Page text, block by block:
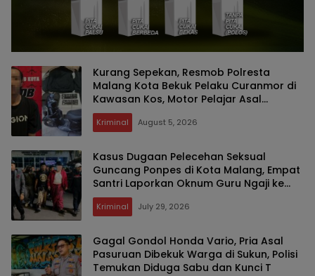
Kurang Sepekan, Resmob Polresta
Malang Kota Bekuk Pelaku Curanmor di
Kawasan Kos, Motor Pelajar Asal
Sumenep Berhasil Diamankan
Kriminal August 5, 2026
Kasus Dugaan Pelecehan Seksual
Guncang Ponpes di Kota Malang, Empat
Santri Laporkan Oknum Guru Ngaji ke
Polisi
Kriminal July 29, 2026
Gagal Gondol Honda Vario, Pria Asal
Pasuruan Dibekuk Warga di Sukun, Polisi
Temukan Diduga Sabu dan Kunci T